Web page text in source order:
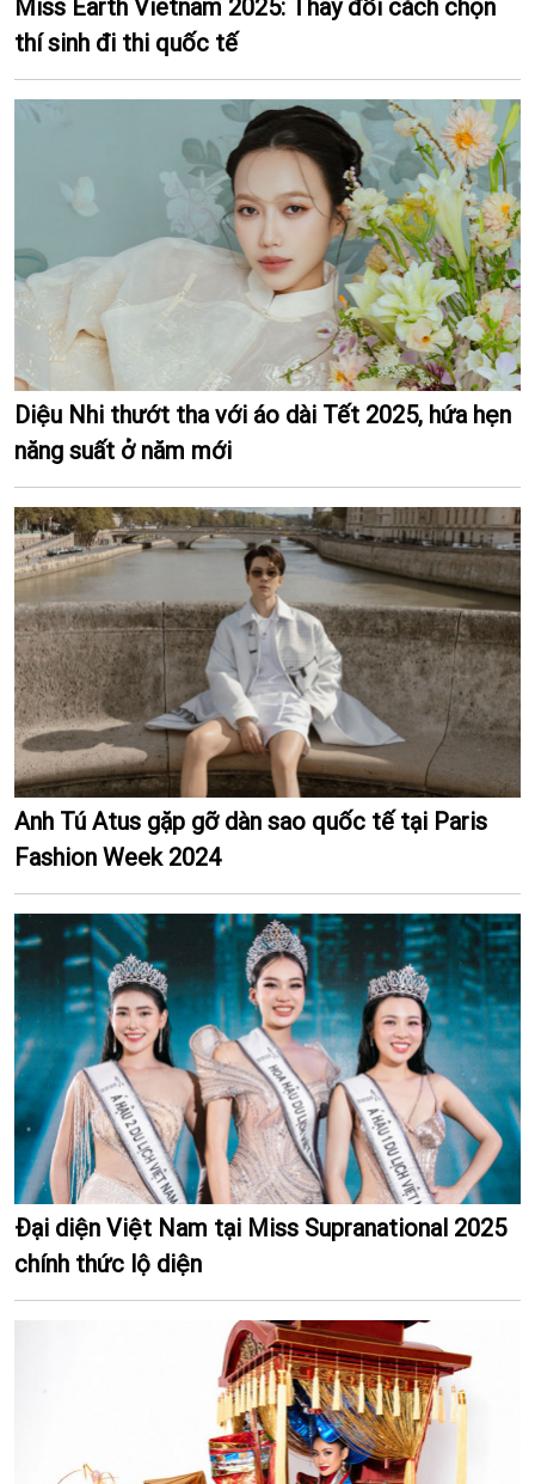
Miss Earth Vietnam 2025: Thay đổi cách chọn
thí sinh đi thi quốc tế
Diệu Nhi thướt tha với áo dài Tết 2025, hứa hẹn
năng suất ở năm mới
Anh Tú Atus gặp gỡ dàn sao quốc tế tại Paris
Fashion Week 2024
Đại diện Việt Nam tại Miss Supranational 2025
chính thức lộ diện